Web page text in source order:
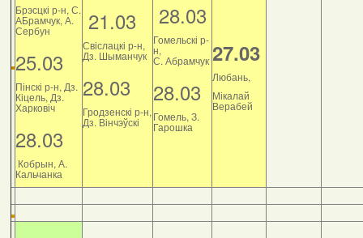
Брэсцкі р-н, С.
АБрамчук, А.
Сербун
25.03
Пінскі р-н, Дз.
Кіцель, Дз.
Харковіч
28.03
Кобрын, А.
Кальчанка
21.03
Свіслацкі р-н,
Дз. Шыманчук
28.03
Гродзенскі р-н,
Дз. Вінчэўскі
28.03
Гомельскі р-
н,
С. Абрамчук
28.03
Гомель, З.
Гарошка
27.03
Любань,
Мікалай
Верабей